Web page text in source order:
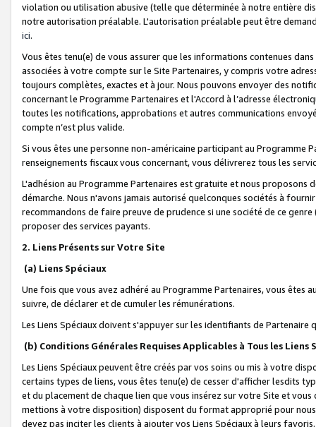
violation ou utilisation abusive (telle que déterminée à notre entière
notre autorisation préalable. L'autorisation préalable peut être
ici.
Vous êtes tenu(e) de vous assurer que les informations contenues
associées à votre compte sur le Site Partenaires, y compris votre
toujours complètes, exactes et à jour. Nous pouvons envoyer des
concernant le Programme Partenaires et l'Accord à l’adresse
toutes les notifications, approbations et autres communications
compte n’est plus valide.
Si vous êtes une personne non-américaine participant au
renseignements fiscaux vous concernant, vous délivrerez tous les
L'adhésion au Programme Partenaires est gratuite et nous proposons
démarche. Nous n'avons jamais autorisé quelconques sociétés à
recommandons de faire preuve de prudence si une société de ce
proposer des services payants.
2. Liens Présents sur Votre Site
(a) Liens Spéciaux
Une fois que vous avez adhéré au Programme Partenaires, vous êtes
suivre, de déclarer et de cumuler les rémunérations.
Les Liens Spéciaux doivent s'appuyer sur les identifiants de Partenaire
(b) Conditions Générales Requises Applicables à Tous les Liens
Les Liens Spéciaux peuvent être créés par vos soins ou mis à votre
certains types de liens, vous êtes tenu(e) de cesser d'afficher lesdits
et du placement de chaque lien que vous insérez sur votre Site et
mettions à votre disposition) disposent du format approprié pour
devez pas inciter les clients à ajouter vos Liens Spéciaux à leurs